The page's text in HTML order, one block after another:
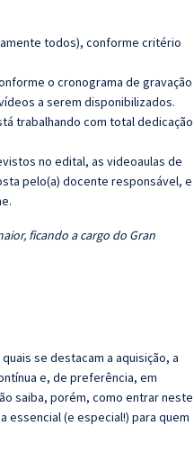
todos), conforme critério
o cronograma de gravação
a serem disponibilizados.
trabalhando com total dedicação
no edital, as videoaulas de
pelo(a) docente responsável, e
ficando a cargo do Gran
se destacam a aquisição, a
e, de preferência, em
saiba, porém, como entrar neste
essencial (e especial!) para quem